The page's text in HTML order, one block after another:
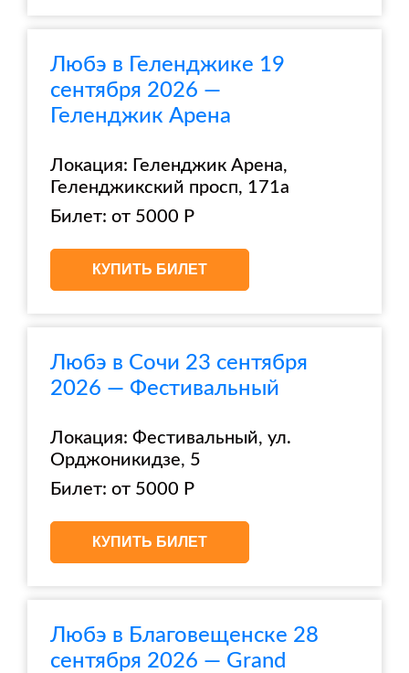
Любэ в Геленджике 19
сентября 2026 —
Геленджик Арена
Локация: Геленджик Арена,
Геленджикский просп, 171а
Билет: от 5000 Р
КУПИТЬ БИЛЕТ
Любэ в Сочи 23 сентября
2026 — Фестивальный
Локация: Фестивальный, ул.
Орджоникидзе, 5
Билет: от 5000 Р
КУПИТЬ БИЛЕТ
Любэ в Благовещенске 28
сентября 2026 — Grand